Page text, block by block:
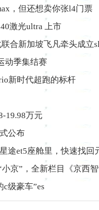
，但还想卖你张l4门票
激光ultra 上市
合新加坡飞凡牵头成立
动季集结赛
新时代超跑的标杆
19.98万元
公布
途et5座舱里，快速找回
京”，全新栏目《京西
级豪车”es